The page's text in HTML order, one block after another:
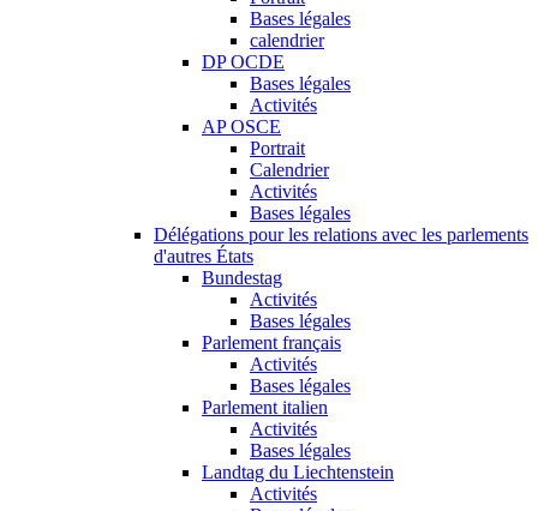
Bases légales
calendrier
DP OCDE
Bases légales
Activités
AP OSCE
Portrait
Calendrier
Activités
Bases légales
Délégations pour les relations avec les parlements
d'autres États
Bundestag
Activités
Bases légales
Parlement français
Activités
Bases légales
Parlement italien
Activités
Bases légales
Landtag du Liechtenstein
Activités